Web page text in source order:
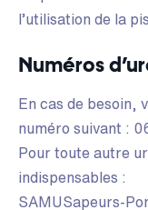
l’utilisation de la
Numéros
En cas de besoin,
numéro suivant :
Pour toute autre
indispensables :
SAMUSapeurs-